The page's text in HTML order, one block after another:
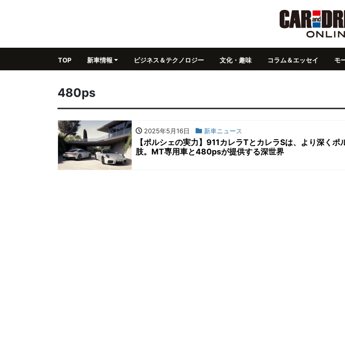
TOP 新車情報 ビジネス＆テクノロジー 文化・趣味 コラム＆エッセイ モ
480ps
2025年5月16日 新車ニュース
【ポルシェの実力】911カレラTとカレラSは、より深くポ
肢。MT専用車と480psが提供する深世界